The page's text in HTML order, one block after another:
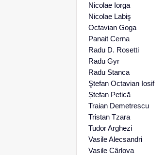
Nicolae Iorga
Nicolae Labiş
Octavian Goga
Panait Cerna
Radu D. Rosetti
Radu Gyr
Radu Stanca
Ştefan Octavian Iosif
Ștefan Petică
Traian Demetrescu
Tristan Tzara
Tudor Arghezi
Vasile Alecsandri
Vasile Cârlova